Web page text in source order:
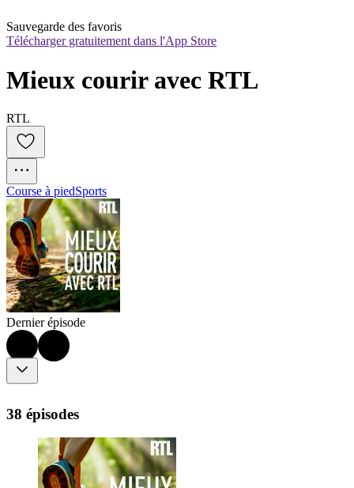
Sauvegarde des favoris
Télécharger gratuitement dans l'App Store
Mieux courir avec RTL
RTL
Course à piedSports
Dernier épisode
38 épisodes